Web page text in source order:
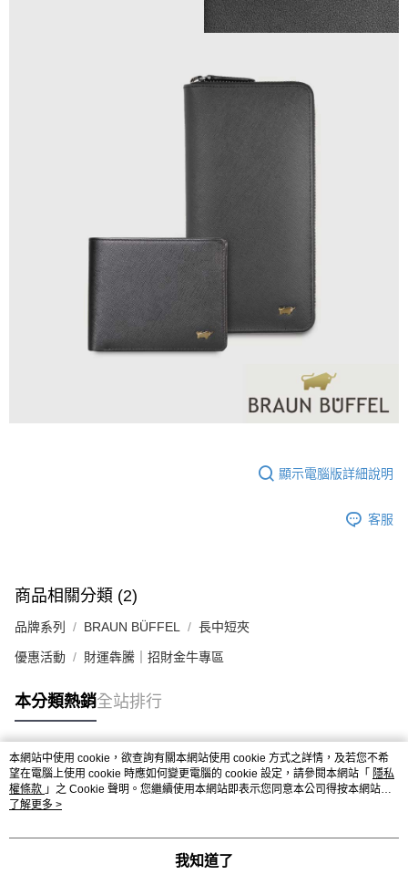
顯示電腦版詳細說明
客服
商品相關分類 (2)
品牌系列 BRAUN BÜFFEL 長中短夾
優惠活動 財運犇騰｜招財金牛專區
本分類熱銷全站排行
熱門標籤
本網站中使用 cookie，欲查詢有關本網站使用 cookie 方式之詳情，及若您不希
望在電腦上使用 cookie 時應如何變更電腦的 cookie 設定，請參閱本網站「 隱私
權條款 」之 Cookie 聲明。您繼續使用本網站即表示您同意本公司得按本網站使
用條款之 Cookie 聲明使用 cookie。
了解更多 >
我知道了